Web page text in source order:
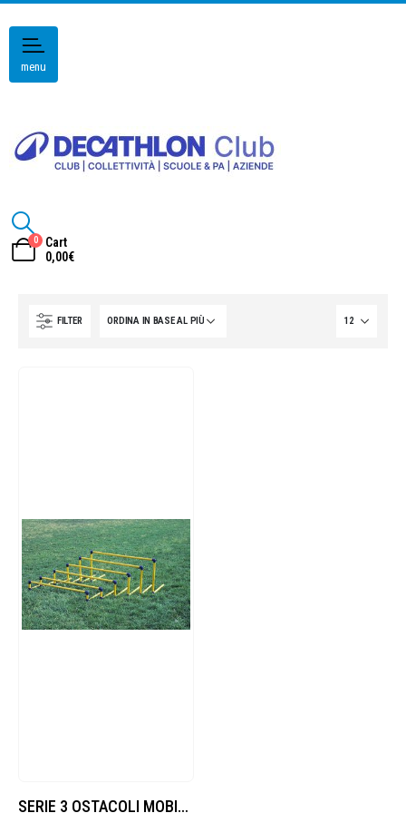
menu
0
Cart
0,00€
FILTER
SERIE 3 OSTACOLI MOBILI h. 40 cm